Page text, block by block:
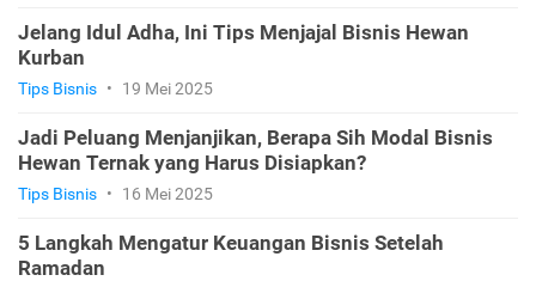
Jelang Idul Adha, Ini Tips Menjajal Bisnis Hewan
Kurban
Tips Bisnis • 19 Mei 2025
Jadi Peluang Menjanjikan, Berapa Sih Modal Bisnis
Hewan Ternak yang Harus Disiapkan?
Tips Bisnis • 16 Mei 2025
5 Langkah Mengatur Keuangan Bisnis Setelah
Ramadan